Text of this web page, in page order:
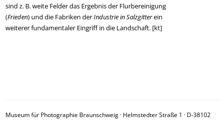
sind z. B. weite Felder das Ergebnis der Flurbereinigung
(Frieden) und die Fabriken derIndustrie in Salzgitterein
weiterer fundamentaler Eingriff in die Landschaft. [kt]
Museum für Photographie Braunschweig · Helmstedter Straße 1 · D-38102